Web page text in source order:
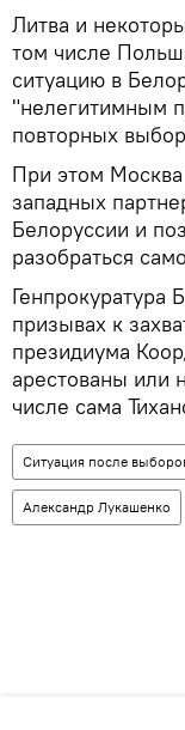
Литва и
том числе
ситуацию в
"нелегитимным
повторных
При этом
западных
Белоруссии и
разобраться
Генпрокуратура
призывах к
президиума
арестованы или
числе сама
Ситуация после
Александр Лукашенко